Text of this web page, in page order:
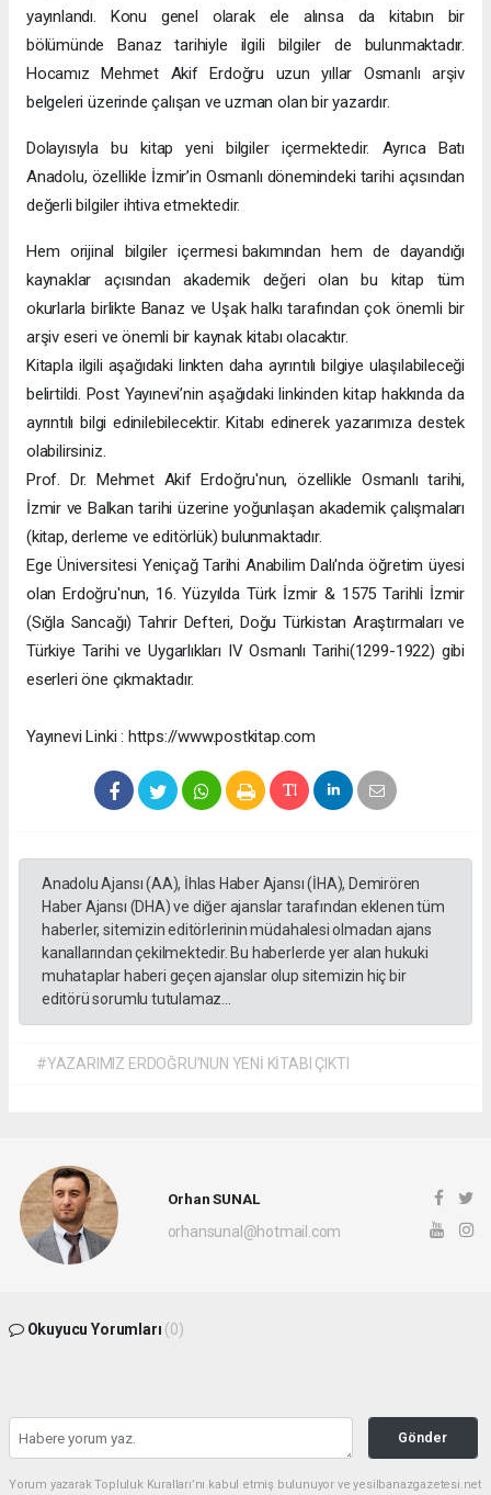
yayınlandı. Konu genel olarak ele alınsa da kitabın bir
bölümünde Banaz tarihiyle ilgili bilgiler de bulunmaktadır.
Hocamız Mehmet Akif Erdoğru uzun yıllar Osmanlı arşiv
belgeleri üzerinde çalışan ve uzman olan bir yazardır.
Dolayısıyla bu kitap yeni bilgiler içermektedir. Ayrıca Batı
Anadolu, özellikle İzmir’in Osmanlı dönemindeki tarihi açısından
değerli bilgiler ihtiva etmektedir.
Hem orijinal bilgiler içermesi bakımından hem de dayandığı
kaynaklar açısından akademik değeri olan bu kitap tüm
okurlarla birlikte Banaz ve Uşak halkı tarafından çok önemli bir
arşiv eseri ve önemli bir kaynak kitabı olacaktır.
Kitapla ilgili aşağıdaki linkten daha ayrıntılı bilgiye ulaşılabileceği
belirtildi. Post Yayınevi’nin aşağıdaki linkinden kitap hakkında da
ayrıntılı bilgi edinilebilecektir. Kitabı edinerek yazarımıza destek
olabilirsiniz.
Prof. Dr. Mehmet Akif Erdoğru'nun, özellikle Osmanlı tarihi,
İzmir ve Balkan tarihi üzerine yoğunlaşan akademik çalışmaları
(kitap, derleme ve editörlük) bulunmaktadır.
Ege Üniversitesi Yeniçağ Tarihi Anabilim Dalı'nda öğretim üyesi
olan Erdoğru'nun, 16. Yüzyılda Türk İzmir & 1575 Tarihli İzmir
(Sığla Sancağı) Tahrir Defteri, Doğu Türkistan Araştırmaları ve
Türkiye Tarihi ve Uygarlıkları IV Osmanlı Tarihi(1299-1922) gibi
eserleri öne çıkmaktadır.
Yayınevi Linki : https://www.postkitap.com
Anadolu Ajansı (AA), İhlas Haber Ajansı (İHA), Demirören
Haber Ajansı (DHA) ve diğer ajanslar tarafından eklenen tüm
haberler, sitemizin editörlerinin müdahalesi olmadan ajans
kanallarından çekilmektedir. Bu haberlerde yer alan hukuki
muhataplar haberi geçen ajanslar olup sitemizin hiç bir
editörü sorumlu tutulamaz...
#YAZARIMIZ ERDOĞRU’NUN YENİ KİTABI ÇIKTI
Orhan SUNAL
orhansunal@hotmail.com
Okuyucu Yorumları (0)
Gönder
Yorum yazarak Topluluk Kuralları’nı kabul etmiş bulunuyor ve yesilbanazgazetesi.net